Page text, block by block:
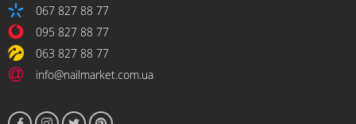
067 827 88 77
095 827 88 77
063 827 88 77
info@nailmarket.com.ua